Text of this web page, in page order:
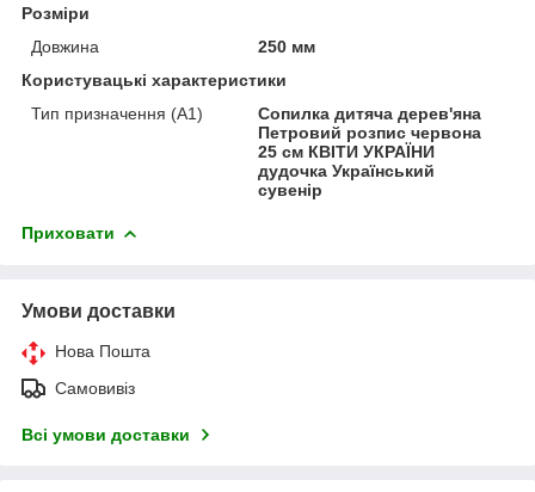
Розміри
Довжина
250 мм
Користувацькі характеристики
Тип призначення (А1)
Сопилка дитяча дерев'яна
Петровий розпис червона
25 см КВІТИ УКРАЇНИ
дудочка Український
сувенір
Приховати
Умови доставки
Нова Пошта
Самовивіз
Всі умови доставки